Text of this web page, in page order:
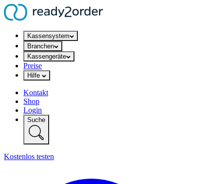
Kassensystem
Branchen
Kassengeräte
Preise
Hilfe
Kontakt
Shop
Login
Suche
Kostenlos testen